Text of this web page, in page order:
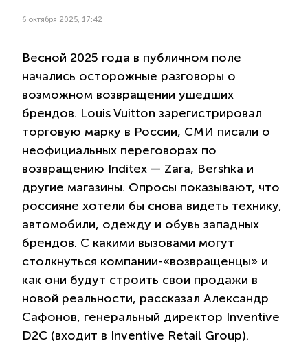
6 октября 2025, 17:42
Весной 2025 года в публичном поле
начались осторожные разговоры о
возможном возвращении ушедших
брендов. Louis Vuitton зарегистрировал
торговую марку в России, СМИ писали о
неофициальных переговорах по
возвращению Inditex — Zara, Bershka и
другие магазины. Опросы показывают, что
россияне хотели бы снова видеть технику,
автомобили, одежду и обувь западных
брендов. С какими вызовами могут
столкнуться компании-«возвращенцы» и
как они будут строить свои продажи в
новой реальности, рассказал Александр
Сафонов, генеральный директор Inventive
D2C (входит в Inventive Retail Group).